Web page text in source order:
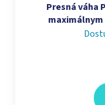
Presná váha
maximálnym